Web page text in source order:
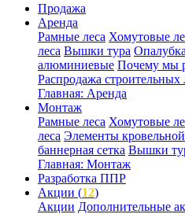
Продажа
Аренда
Рамные леса Хомутовые
леса Вышки тура
алюминиевые Почему мы
Распродажа строительных
Главная: Аренда
Монтаж
Рамные леса Хомутовые
леса Элементы кровельной
баннерная сетка Вышки
Главная: Монтаж
Разработка ППР
Акции (12)
Акции Дополнительные